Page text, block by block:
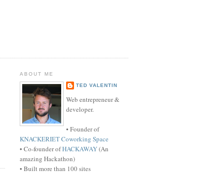
ABOUT ME
TED VALENTIN
Web entrepreneur &
developer.
• Founder of
KNACKERIET Coworking Space
• Co-founder ofHACKAWAY(An
amazing Hackathon)
• Built more than 100 sites